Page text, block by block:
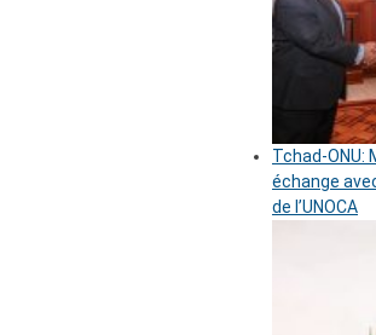
Tchad-ONU:
échange
de l’UNOCA